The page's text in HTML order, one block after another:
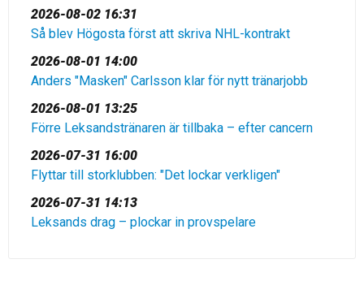
2026-08-02 16:31
Så blev Högosta först att skriva NHL-kontrakt
2026-08-01 14:00
Anders "Masken" Carlsson klar för nytt tränarjobb
2026-08-01 13:25
Förre Leksandstränaren är tillbaka – efter cancern
2026-07-31 16:00
Flyttar till storklubben: "Det lockar verkligen"
2026-07-31 14:13
Leksands drag – plockar in provspelare